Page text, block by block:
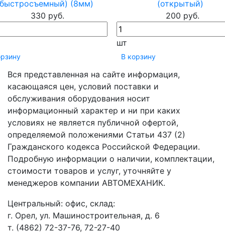
(8мм)
330 руб.
(открытый)
200 руб.
шт
В корзину
Вся представленная на сайте информация,
касающаяся цен, условий поставки и
обслуживания оборудования носит
информационный характер и ни при каких
условиях не является публичной офертой,
определяемой положениями Статьи 437 (2)
Гражданского кодекса Российской Федерации.
Подробную информации о наличии, комплектации,
стоимости товаров и услуг, уточняйте у
менеджеров компании АВТОМЕХАНИК.
​Центральный: офис, склад:
г. Орел, ул. Машиностроительная, д. 6
т. (4862) 72-37-76, 72-27-40